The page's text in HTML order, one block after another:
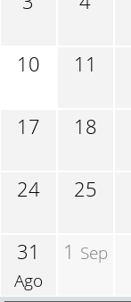
10 11
17 18
24 25
31
Ago
1 Sep